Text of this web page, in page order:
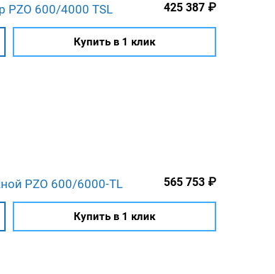
PZO 600/4000 TSL 425 387 ₽
Купить в 1 клик
PZO 600/6000-TL 565 753 ₽
Купить в 1 клик